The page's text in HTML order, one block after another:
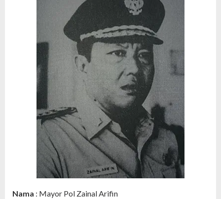
Nama : Mayor Pol Zainal Arifin